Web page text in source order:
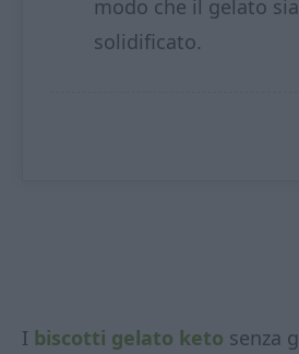
modo che il gelato
solidificato.
I biscotti gelato keto senza